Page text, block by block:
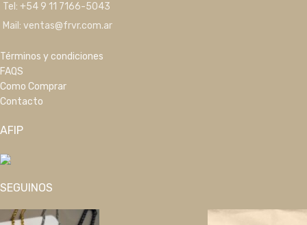
Tel: +54 9 11 7166-5043
Mail: ventas@frvr.com.ar
Términos y condiciones
FAQS
Como Comprar
Contacto
AFIP
SEGUINOS